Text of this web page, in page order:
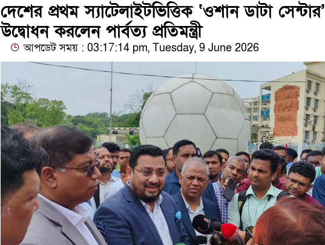
দেশের প্রথম স্যাটেলাইটভিত্তিক ‘ওশান ডাটা সেন্টার’
উদ্বোধন করলেন পার্বত্য প্রতিমন্ত্রী
আপডেট সময় : 03:17:14 pm, Tuesday, 9 June 2026